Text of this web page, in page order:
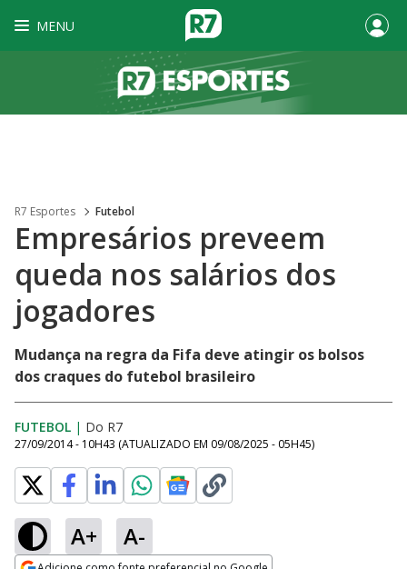
MENU
R7 Esportes Futebol
Empresários preveem
queda nos salários dos
jogadores
Mudança na regra da Fifa deve atingir os bolsos
dos craques do futebol brasileiro
FUTEBOL | Do R7
27/09/2014 - 10H43 (ATUALIZADO EM 09/08/2025 - 05H45)
A+ A-